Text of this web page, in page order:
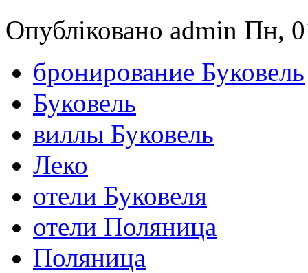
Опубліковано admin Пн,
бронирование Буковель
Буковель
виллы Буковель
Леко
отели Буковеля
отели Поляница
Поляница